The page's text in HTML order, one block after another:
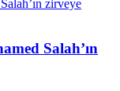
Salah’ın